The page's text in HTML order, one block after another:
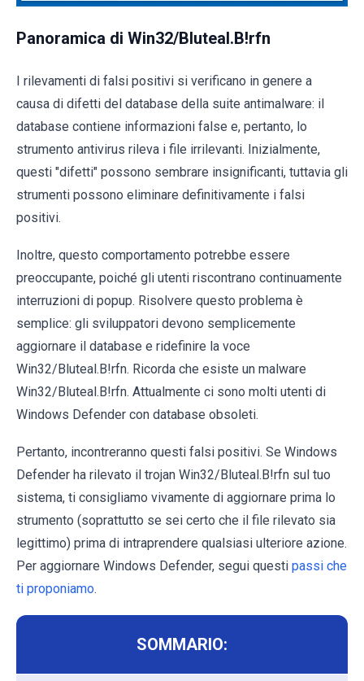
Panoramica di Win32/Bluteal.B!rfn
I rilevamenti di falsi positivi si verificano in genere a
causa di difetti del database della suite antimalware: il
database contiene informazioni false e, pertanto, lo
strumento antivirus rileva i file irrilevanti. Inizialmente,
questi "difetti" possono sembrare insignificanti, tuttavia gli
strumenti possono eliminare definitivamente i falsi
positivi.
Inoltre, questo comportamento potrebbe essere
preoccupante, poiché gli utenti riscontrano continuamente
interruzioni di popup. Risolvere questo problema è
semplice: gli sviluppatori devono semplicemente
aggiornare il database e ridefinire la voce
Win32/Bluteal.B!rfn. Ricorda che esiste un malware
Win32/Bluteal.B!rfn. Attualmente ci sono molti utenti di
Windows Defender con database obsoleti.
Pertanto, incontreranno questi falsi positivi. Se Windows
Defender ha rilevato il trojan Win32/Bluteal.B!rfn sul tuo
sistema, ti consigliamo vivamente di aggiornare prima lo
strumento (soprattutto se sei certo che il file rilevato sia
legittimo) prima di intraprendere qualsiasi ulteriore azione.
Per aggiornare Windows Defender, segui questi passi che
ti proponiamo.
SOMMARIO: